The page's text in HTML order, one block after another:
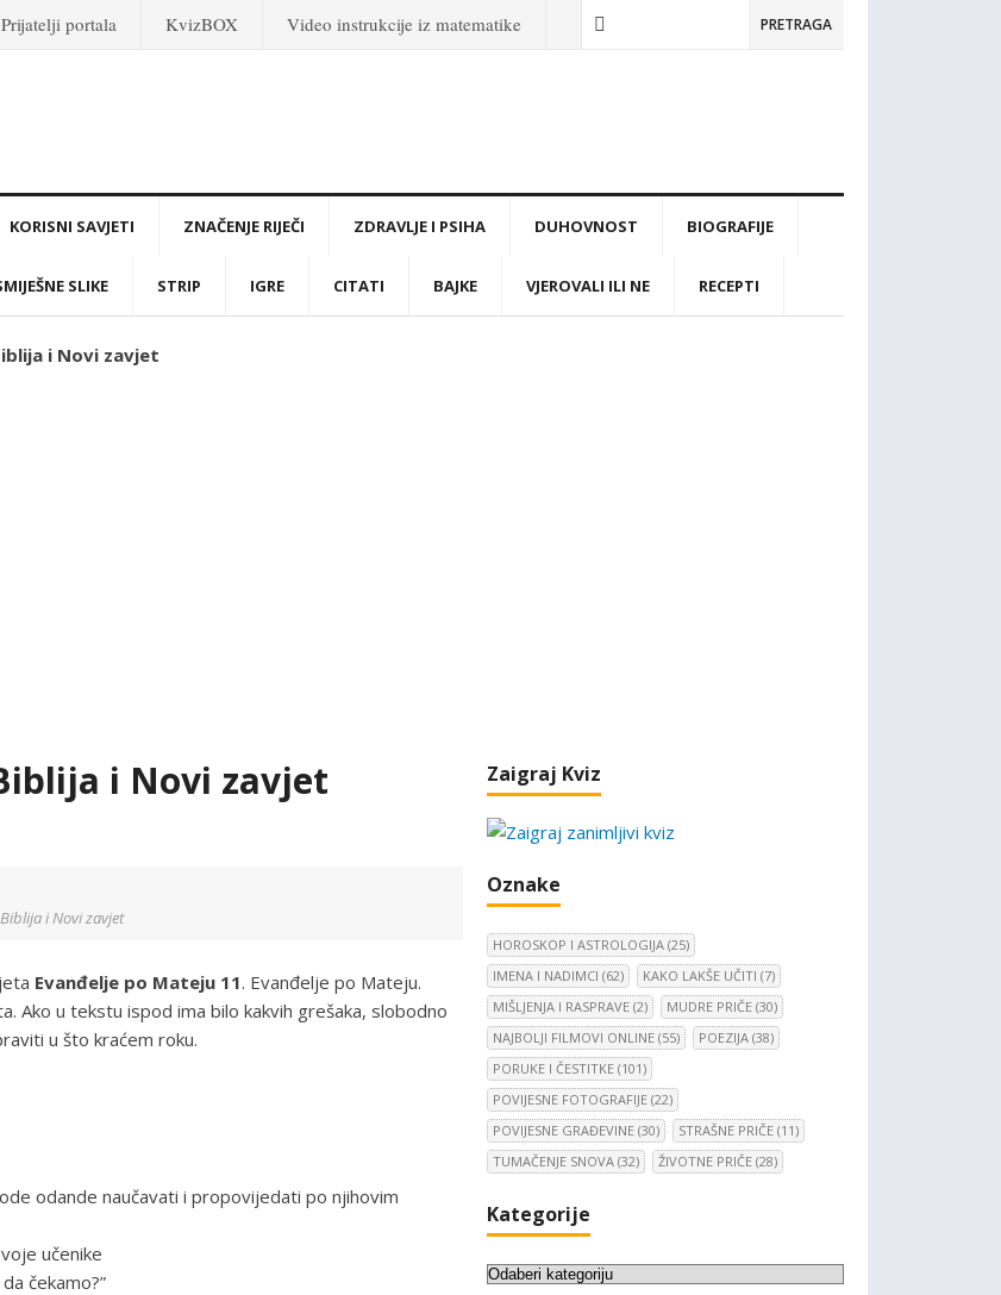
Prijatelji portala KvizBOX Video instrukcije iz matematike PRETRAGA
KORISNI SAVJETI ZNAČENJE RIJEČI ZDRAVLJE I PSIHA DUHOVNOST BIOGRAFIJE
SLIKE STRIP IGRE CITATI BAJKE VJEROVALI ILI NE RECEPTI
i Novi zavjet
i Novi zavjet
i Novi zavjet
Evanđelje po Mateju 11. Evanđelje po Mateju.
Ako u tekstu ispod ima bilo kakvih grešaka, slobodno
u što kraćem roku.
odande naučavati i propovijedati po njihovim
učenike
čekamo?”
Zaigraj Kviz
Oznake
HOROSKOP I ASTROLOGIJA (25)
IMENA I NADIMCI (62) KAKO LAKŠE UČITI (7)
MIŠLJENJA I RASPRAVE (2) MUDRE PRIČE (30)
NAJBOLJI FILMOVI ONLINE (55) POEZIJA (38)
PORUKE I ČESTITKE (101)
POVIJESNE FOTOGRAFIJE (22)
POVIJESNE GRAĐEVINE (30) STRAŠNE PRIČE (11)
TUMAČENJE SNOVA (32) ŽIVOTNE PRIČE (28)
Kategorije
K